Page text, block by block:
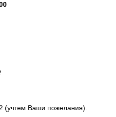
(учтем Ваши пожелания).